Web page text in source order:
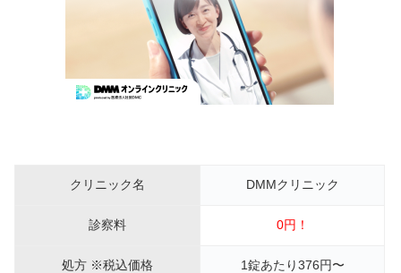
クリニック名 DMMクリニック
診察料 0円！
処方 ※税込価格 1錠あたり376円〜